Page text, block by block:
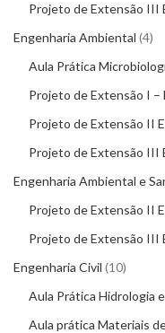
Projeto de Extensão III
Engenharia Ambiental 4
Aula Prática
Projeto de Extensão I –
Projeto de Extensão II
Projeto de Extensão III
Engenharia Ambiental e
Projeto de Extensão II
Projeto de Extensão III
Engenharia Civil 10
Aula Prática Hidrologia
Aula prática Materiais